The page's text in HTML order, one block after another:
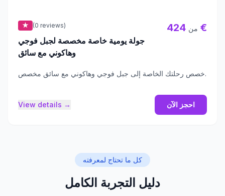
★ (0 reviews)
جولة يومية خاصة مخصصة لجبل فوجي
وهاكوني مع سائق
من 424 €
خصص رحلتك الخاصة إلى جبل فوجي وهاكوني مع سائق مخصص.
View details → احجز الآن
كل ما تحتاج لمعرفته
دليل التجربة الكامل